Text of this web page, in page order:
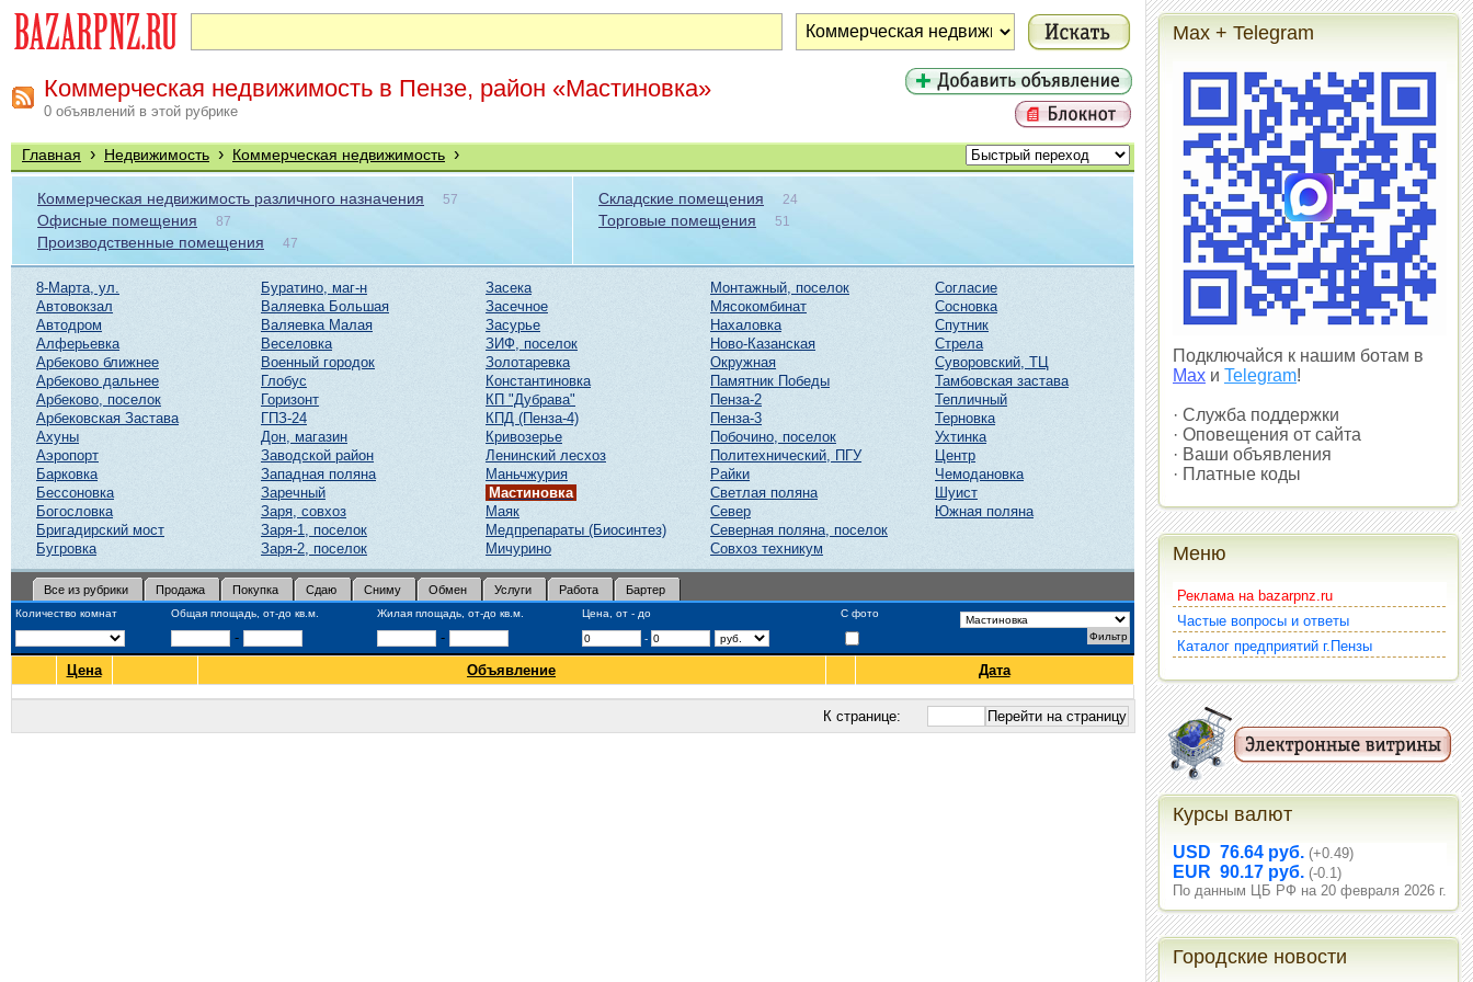
Коммерческая недвижимость в Пензе, район «Мастиновка»
0 объявлений в этой рубрике
Главная › Недвижимость › Коммерческая недвижимость ›
Коммерческая недвижимость различного назначения 57
Офисные помещения 87
Производственные помещения 47
Складские помещения 24
Торговые помещения 51
8-Марта, ул.
Автовокзал
Автодром
Алферьевка
Арбеково ближнее
Арбеково дальнее
Арбеково, поселок
Арбековская Застава
Ахуны
Аэропорт
Барковка
Бессоновка
Богословка
Бригадирский мост
Бугровка
Буратино, маг-н
Валяевка Большая
Валяевка Малая
Веселовка
Военный городок
Глобус
Горизонт
ГПЗ-24
Дон, магазин
Заводской район
Западная поляна
Заречный
Заря, совхоз
Заря-1, поселок
Заря-2, поселок
Засека
Засечное
Засурье
ЗИФ, поселок
Золотаревка
Константиновка
КП "Дубрава"
КПД (Пенза-4)
Кривозерье
Ленинский лесхоз
Маньчжурия
Мастиновка
Маяк
Медпрепараты (Биосинтез)
Мичурино
Монтажный, поселок
Мясокомбинат
Нахаловка
Ново-Казанская
Окружная
Памятник Победы
Пенза-2
Пенза-3
Побочино, поселок
Политехнический, ПГУ
Райки
Светлая поляна
Север
Северная поляна, поселок
Совхоз техникум
Согласие
Сосновка
Спутник
Стрела
Суворовский, ТЦ
Тамбовская застава
Тепличный
Терновка
Ухтинка
Центр
Чемодановка
Шуист
Южная поляна
Все из рубрики Продажа Покупка Сдаю Сниму Обмен Услуги Работа Бартер
Количество комнат Общая площадь, от-до кв.м. Жилая площадь, от-до кв.м. Цена, от - до С фото
- - -
Цена Объявление Дата
К странице:
Max + Telegram
Подключайся к нашим ботам в
Max и Telegram!
· Служба поддержки
· Оповещения от сайта
· Ваши объявления
· Платные коды
Меню
Реклама на bazarpnz.ru
Частые вопросы и ответы
Каталог предприятий г.Пензы
Курсы валют
USD 76.64 руб. (+0.49)
EUR 90.17 руб. (-0.1)
По данным ЦБ РФ на 20 февраля 2026 г.
Городские новости